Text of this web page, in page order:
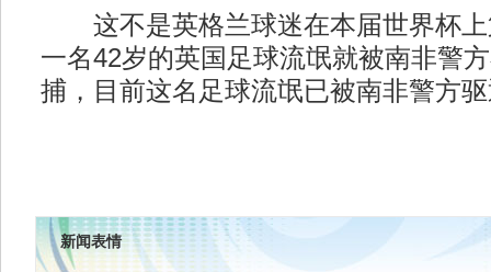
这不是英格兰球迷在本届世界杯上
一名42岁的英国足球流氓就被南非警
捕，目前这名足球流氓已被南非警方
新闻表情